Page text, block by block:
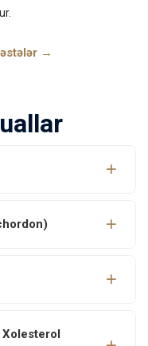
→
Xolesterol